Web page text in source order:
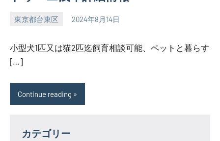
東京都台東区 2024年8月14日
SEZIMO
小型犬1匹又は猫2匹迄飼育相談可能、ペットと暮らす
[…]
Continue reading
カテゴリー